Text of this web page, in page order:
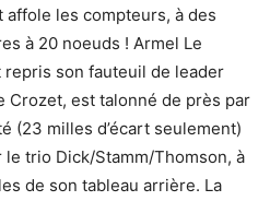
les compteurs, à des
à 20 noeuds ! Armel Le
repris son fauteuil de leader
Crozet, est talonné de près par
(23 milles d’écart seulement)
le trio Dick/Stamm/Thomson, à
de son tableau arrière. La